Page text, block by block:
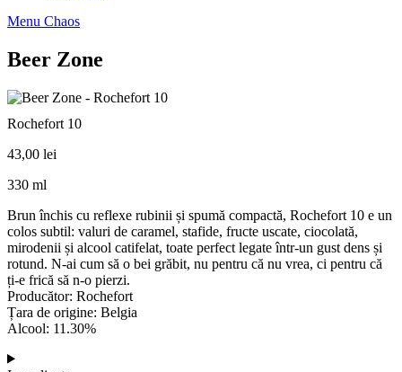
Menu Chaos
Beer Zone
Rochefort 10
43,00 lei
330 ml
Brun închis cu reflexe rubinii și spumă compactă, Rochefort 10 e un
colos subtil: valuri de caramel, stafide, fructe uscate, ciocolată,
mirodenii și alcool catifelat, toate perfect legate într-un gust dens și
rotund. N-ai cum să o bei grăbit, nu pentru că nu vrea, ci pentru că
ți-e frică să n-o pierzi.
Producător: Rochefort
Țara de origine: Belgia
Alcool: 11.30%